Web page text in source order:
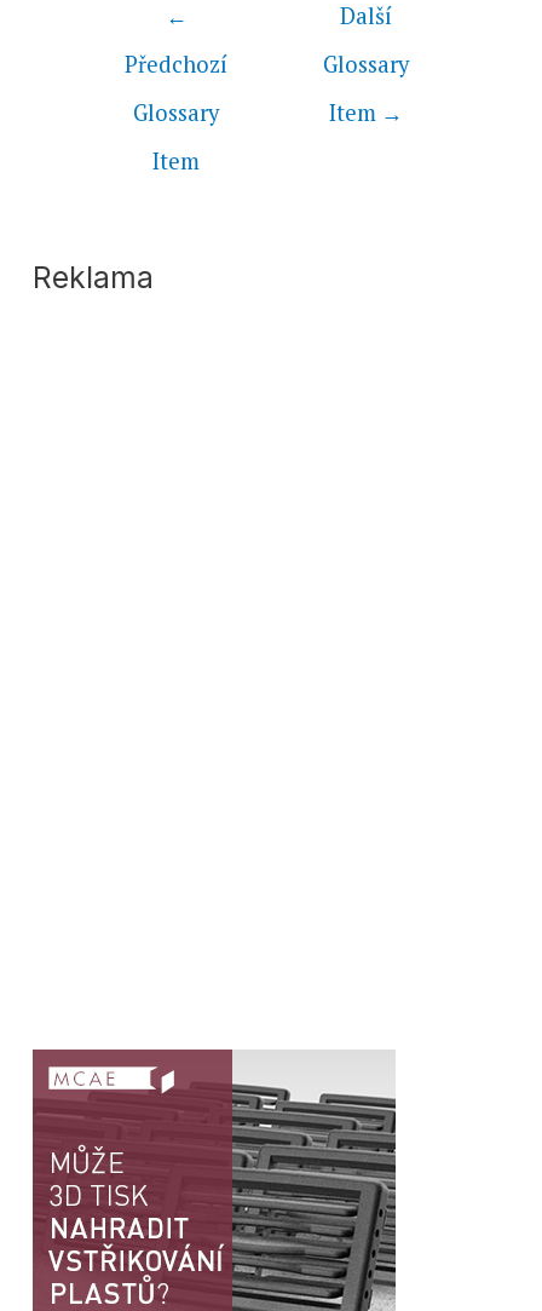
←
Předchozí
Glossary
Item
Další
Glossary
Item →
Reklama